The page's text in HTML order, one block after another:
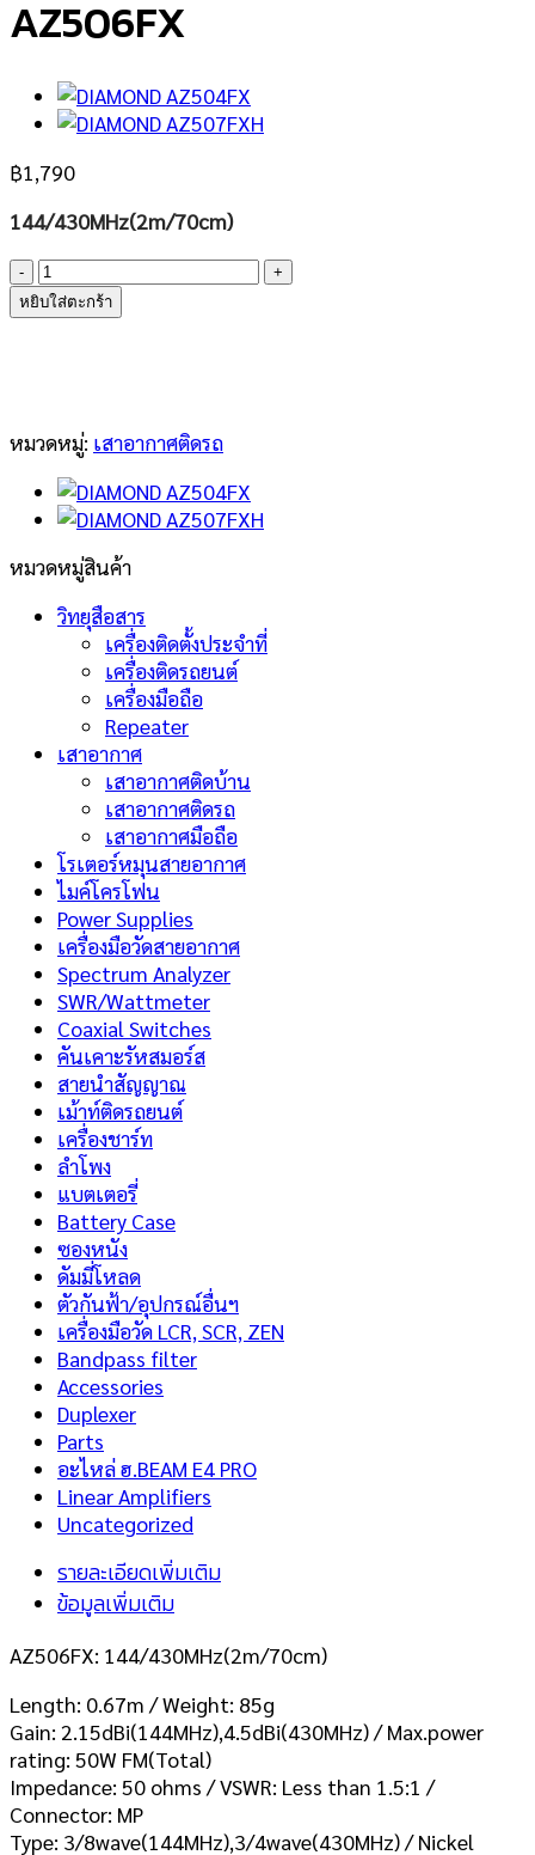
AZ506FX
฿1,790
144/430MHz(2m/70cm)
จำนวน
DIAMOND
ANTENNA
หยิบใส่ตะกร้า
หมวดหมู่: เสาอากาศติดรถ
หมวดหมู่สินค้า
วิทยุสือสาร
เครื่องติดตั้งประจำที่
เครื่องติดรถยนต์
เครื่องมือถือ
Repeater
เสาอากาศ
เสาอากาศติดบ้าน
เสาอากาศติดรถ
เสาอากาศมือถือ
โรเตอร์หมุนสายอากาศ
ไมค์โครโฟน
Power Supplies
เครื่องมือวัดสายอากาศ
Spectrum Analyzer
SWR/Wattmeter
Coaxial Switches
คันเคาะรัหสมอร์ส
สายนำสัญญาณ
เม้าท์ติดรถยนต์
เครื่องชาร์ท
ลำโพง
แบตเตอรี่
Battery Case
ซองหนัง
ดัมมี่โหลด
ตัวกันฟ้า/อุปกรณ์อื่นฯ
เครื่องมือวัด LCR, SCR, ZEN
Bandpass filter
Accessories
Duplexer
Parts
อะไหล่ ฮ.BEAM E4 PRO
Linear Amplifiers
Uncategorized
รายละเอียดเพิ่มเติม
ข้อมูลเพิ่มเติม
AZ506FX: 144/430MHz(2m/70cm)
Length: 0.67m / Weight: 85g
Gain: 2.15dBi(144MHz),4.5dBi(430MHz) / Max.power
rating: 50W FM(Total)
Impedance: 50 ohms / VSWR: Less than 1.5:1 /
Connector: MP
Type: 3/8wave(144MHz),3/4wave(430MHz) / Nickel